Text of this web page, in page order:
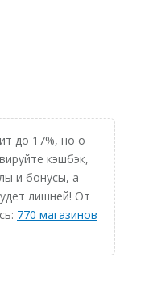
до 17%, но о
кэшбэк,
и бонусы, а
лишней! От
770 магазинов